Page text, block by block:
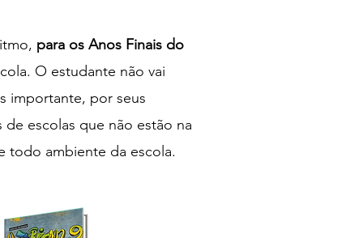
para os Anos Finais do
O estudante não vai
importante, por seus
escolas que não estão na
todo ambiente da escola.